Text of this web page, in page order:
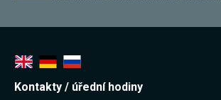
Kontakty / úřední hodiny